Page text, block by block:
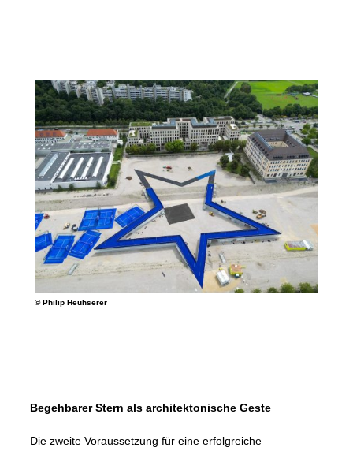
© Philip Heuhserer
Begehbarer Stern als architektonische Geste
Die zweite Voraussetzung für eine erfolgreiche